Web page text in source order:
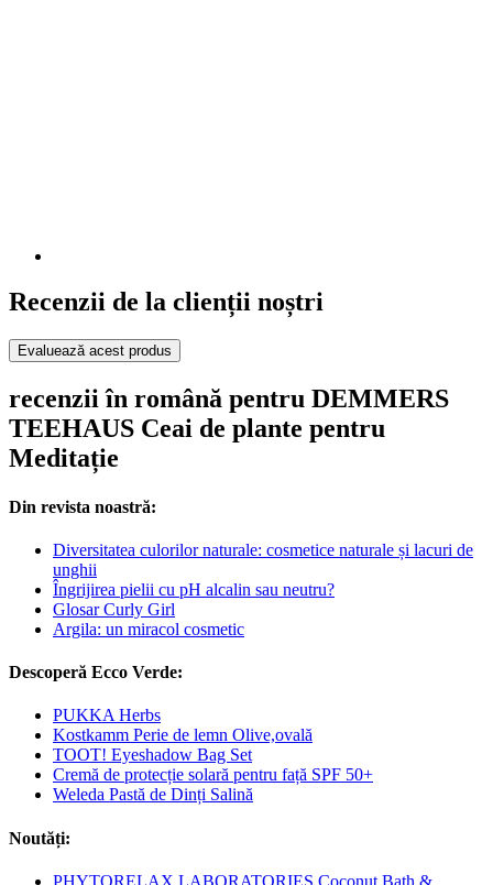
Recenzii de la clienții noștri
Evaluează acest produs
recenzii în română pentru DEMMERS
TEEHAUS Ceai de plante pentru
Meditație
Din revista noastră:
Diversitatea culorilor naturale: cosmetice naturale și lacuri de
unghii
Îngrijirea pielii cu pH alcalin sau neutru?
Glosar Curly Girl
Argila: un miracol cosmetic
Descoperă Ecco Verde:
PUKKA Herbs
Kostkamm Perie de lemn Olive,ovală
TOOT! Eyeshadow Bag Set
Cremă de protecție solară pentru față SPF 50+
Weleda Pastă de Dinți Salină
Noutăți:
PHYTORELAX LABORATORIES Coconut Bath &